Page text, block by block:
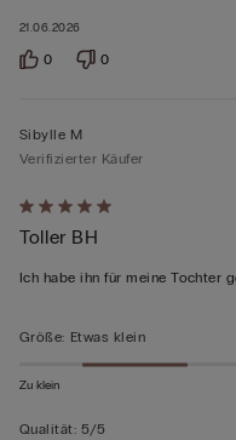
21.06.2026
0 0
Mit
5
von
bewertet
Sibylle M
Verifizierter Käufer
Toller BH
Ich habe ihn für meine Tochter
Größe: Etwas klein
Zu klein
Qualität: 5/5